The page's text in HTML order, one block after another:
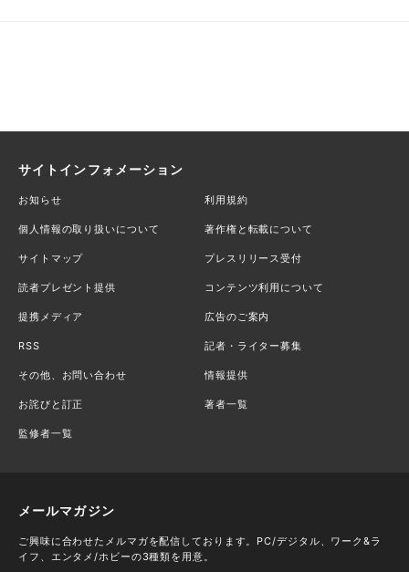
サイトインフォメーション
お知らせ 利用規約
個人情報の取り扱いについて 著作権と転載について
サイトマップ プレスリリース受付
読者プレゼント提供 コンテンツ利用について
提携メディア 広告のご案内
RSS 記者・ライター募集
その他、お問い合わせ 情報提供
お詫びと訂正 著者一覧
監修者一覧
メールマガジン
ご興味に合わせたメルマガを配信しております。PC/デジタル、ワーク&ラ
イフ、エンタメ/ホビーの3種類を用意。